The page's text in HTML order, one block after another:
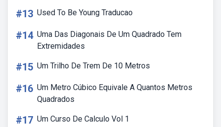
#13 Used To Be Young Traducao
#14 Uma Das Diagonais De Um Quadrado Tem
Extremidades
#15 Um Trilho De Trem De 10 Metros
#16 Um Metro Cúbico Equivale A Quantos Metros
Quadrados
#17 Um Curso De Calculo Vol 1